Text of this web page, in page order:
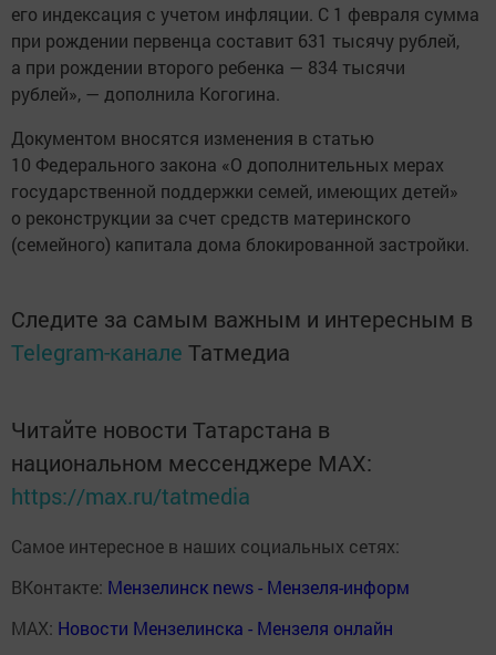
его индексация с учетом инфляции. С 1 февраля сумма
при рождении первенца составит 631 тысячу рублей,
а при рождении второго ребенка — 834 тысячи
рублей», — дополнила Когогина.
Документом вносятся изменения в статью
10 Федерального закона «О дополнительных мерах
государственной поддержки семей, имеющих детей»
о реконструкции за счет средств материнского
(семейного) капитала дома блокированной застройки.
Следите за самым важным и интересным в
Telegram-канале Татмедиа
Читайте новости Татарстана в
национальном мессенджере MАХ:
https://max.ru/tatmedia
Самое интересное в наших социальных сетях:
ВКонтакте: Мензелинск news - Мензеля-информ
MAX: Новости Мензелинска - Мензеля онлайн